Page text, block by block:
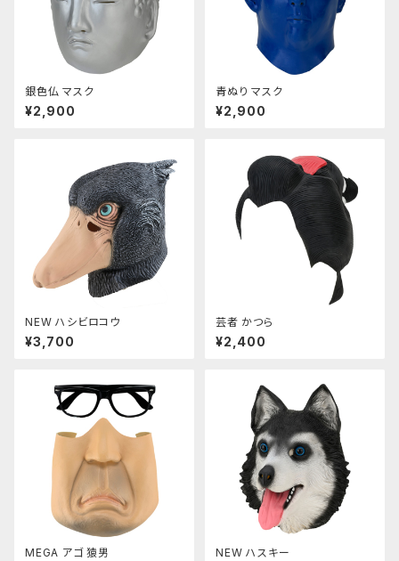
銀色仏 マスク
¥2,900
青ぬり マスク
¥2,900
NEW ハシビロコウ
¥3,700
芸者 かつら
¥2,400
MEGA アゴ 猿男 NEW ハスキー